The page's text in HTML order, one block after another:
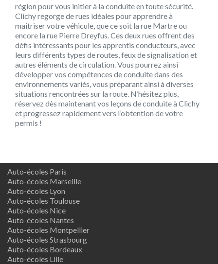
région pour vous initier à la conduite en toute sécurité.
Clichy regorge de rues idéales pour apprendre à
maîtriser votre véhicule, que ce soit la rue Martre ou
encore la rue Pierre Dreyfus. Ces deux rues offrent des
défis intéressants pour les apprentis conducteurs, avec
leurs différents types de routes, feux de signalisation et
autres éléments de circulation. Vous pourrez ainsi
développer vos compétences de conduite dans des
environnements variés, vous préparant ainsi à diverses
situations rencontrées sur la route. N’hésitez plus,
réservez dès maintenant vos leçons de conduite à Clichy
et progressez rapidement vers l’obtention de votre
permis !
Auto-écoles Paris
Auto-écoles Marseille
Auto-écoles Lyon
Auto-écoles Toulouse
Auto-écoles Nice
Auto-écoles Nantes
Auto-écoles Montpellier
Auto-écoles Strasbourg
Auto-écoles Bordeaux
Auto-écoles Lille